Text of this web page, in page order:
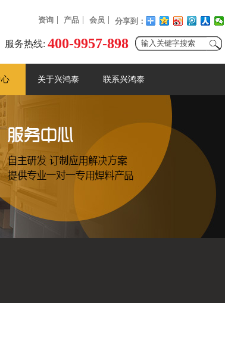
资询 产品 会员 分享到：
服务热线: 400-9957-898
关于兴鸿泰 联系兴鸿泰